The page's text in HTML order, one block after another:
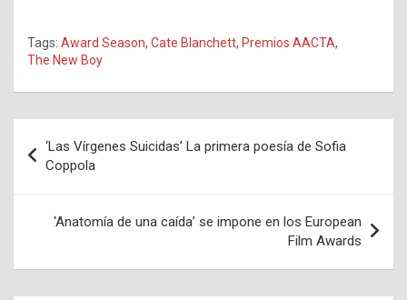
Tags: Award Season, Cate Blanchett, Premios AACTA,
The New Boy
de
entradas
‘Las Vírgenes Suicidas’ La primera poesía de Sofia
Coppola
‘Anatomía de una caída’ se impone en los European
Film Awards